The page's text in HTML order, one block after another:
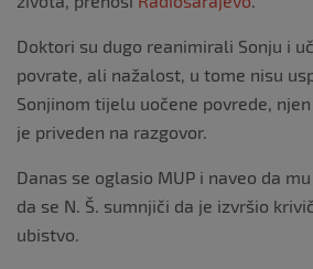
Doktori su dugo reanimirali Sonju i
povrate, ali nažalost, u tome nisu
Sonjinom tijelu uočene povrede,
je priveden na razgovor.
Danas se oglasio MUP i naveo da
da se N. Š. sumnjiči da je izvršio
ubistvo.